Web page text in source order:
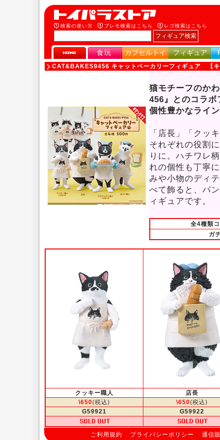
検索の使い方 プレモ検索はこちら レゴ検索はこちら
食玩 カプセルトイ フィギュア
CAT&BAKES9456 キャットベーカリーフィギュア 【キ
猫モチーフのか
456』とのコラ
個性豊かなライ
「店長」「クッ
それぞれの役割
りに。ハチワレ
れの個性も丁寧
みや小物のディ
べて飾ると、パ
ィギュアです。
全4種類
ガ
クッキー職人
店長
\650(税込) \650(税込)
G59921
G59922
ご利用規約 プライバシーポリシー
通信